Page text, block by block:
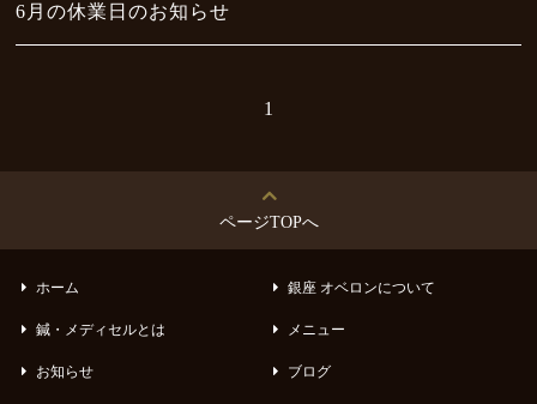
ブログ
フェイシャルビューティー
インナービューティー
6月の休業日のお知らせ
1
ページTOPへ
ホーム 銀座 オベロンについて
鍼・メディセルとは メニュー
お知らせ ブログ